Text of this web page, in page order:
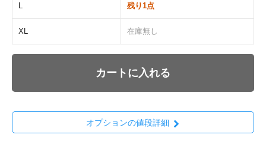
残り1点
XL 在庫無し
カートに入れる
オプションの値段詳細